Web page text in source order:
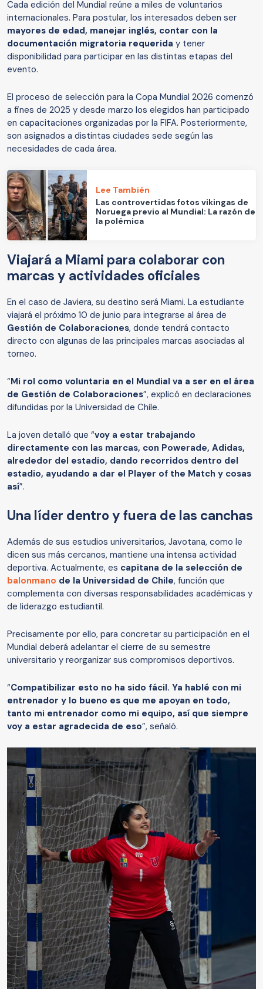
Cada edición del Mundial reúne a miles de voluntarios
internacionales. Para postular, los interesados deben ser
mayores de edad, manejar inglés, contar con la
documentación migratoria requerida y tener
disponibilidad para participar en las distintas etapas del
evento.
El proceso de selección para la Copa Mundial 2026 comenzó
a fines de 2025 y desde marzo los elegidos han participado
en capacitaciones organizadas por la FIFA. Posteriormente,
son asignados a distintas ciudades sede según las
necesidades de cada área.
Lee También
Las controvertidas fotos vikingas de
Noruega previo al Mundial: La razón de
la polémica
Viajará a Miami para colaborar con
marcas y actividades oficiales
En el caso de Javiera, su destino será Miami. La estudiante
viajará el próximo 10 de junio para integrarse al área de
Gestión de Colaboraciones, donde tendrá contacto
directo con algunas de las principales marcas asociadas al
torneo.
“Mi rol como voluntaria en el Mundial va a ser en el área
de Gestión de Colaboraciones”, explicó en declaraciones
difundidas por la Universidad de Chile.
La joven detalló que “voy a estar trabajando
directamente con las marcas, con Powerade, Adidas,
alrededor del estadio, dando recorridos dentro del
estadio, ayudando a dar el Player of the Match y cosas
así”.
Una líder dentro y fuera de las canchas
Además de sus estudios universitarios, Javotana, como le
dicen sus más cercanos, mantiene una intensa actividad
deportiva. Actualmente, es capitana de la selección de
balonmano de la Universidad de Chile, función que
complementa con diversas responsabilidades académicas y
de liderazgo estudiantil.
Precisamente por ello, para concretar su participación en el
Mundial deberá adelantar el cierre de su semestre
universitario y reorganizar sus compromisos deportivos.
“Compatibilizar esto no ha sido fácil. Ya hablé con mi
entrenador y lo bueno es que me apoyan en todo,
tanto mi entrenador como mi equipo, así que siempre
voy a estar agradecida de eso”, señaló.